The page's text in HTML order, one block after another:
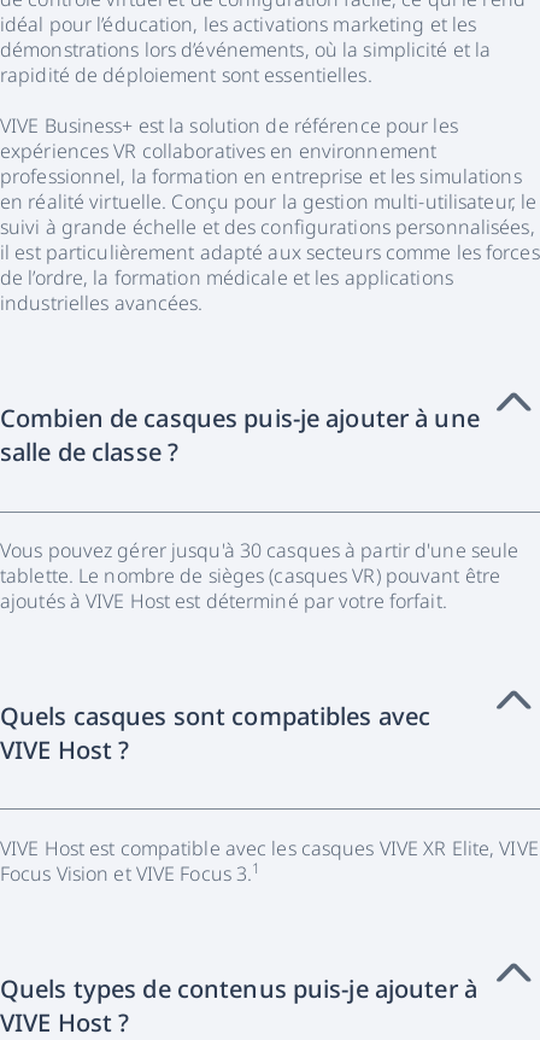
idéal pour l’éducation, les activations marketing et les
démonstrations lors d’événements, où la simplicité et la
rapidité de déploiement sont essentielles.
VIVE Business+ est la solution de référence pour les
expériences VR collaboratives en environnement
professionnel, la formation en entreprise et les simulations
en réalité virtuelle. Conçu pour la gestion multi-utilisateur, le
suivi à grande échelle et des configurations personnalisées,
il est particulièrement adapté aux secteurs comme les forces
de l’ordre, la formation médicale et les applications
industrielles avancées.
Combien de casques puis-je ajouter à une
salle de classe ?
Vous pouvez gérer jusqu'à 30 casques à partir d'une seule
tablette. Le nombre de sièges (casques VR) pouvant être
ajoutés à VIVE Host est déterminé par votre forfait.
Quels casques sont compatibles avec
VIVE Host ?
VIVE Host est compatible avec les casques VIVE XR Elite, VIVE
Focus Vision et VIVE Focus 3.1
Quels types de contenus puis-je ajouter à
VIVE Host ?